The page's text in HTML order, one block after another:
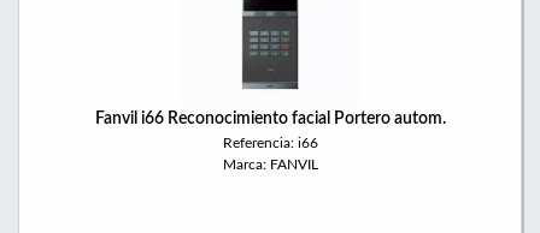
Fanvil i66 Reconocimiento facial Portero autom.
Referencia: i66
Marca: FANVIL